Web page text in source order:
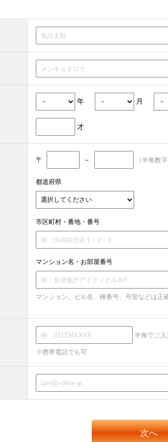
年 月
才
〒 － （半角数字
都道府県
市区町村・番地・番号
マンション名・お部屋番号
マンション、ビル名、棟番号、号室などは正
半角でご入
※携帯電話でも可
次へ